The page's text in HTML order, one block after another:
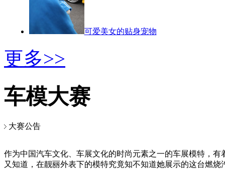
可爱美女的贴身宠物
更多>>
车模大赛
大赛公告
作为中国汽车文化、车展文化的时尚元素之一的车展模特，
又知道，在靓丽外表下的模特究竟知不知道她展示的这台燃